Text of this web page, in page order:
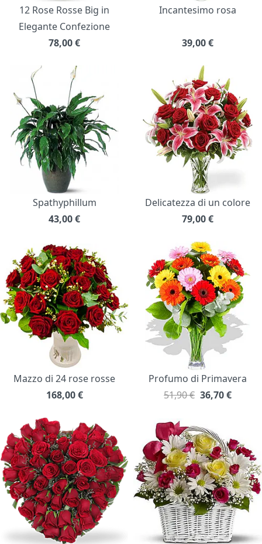
12 Rose Rosse Big in
Elegante Confezione
78,00€
Incantesimo rosa
39,00€
Spathyphillum
43,00€
Delicatezza di un colore
79,00€
Mazzo di 24 rose rosse
168,00 €
Profumo di Primavera
51,90 € 36,70€